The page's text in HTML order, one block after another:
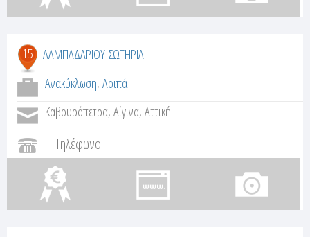
15 ΛΑΜΠΑΔΑΡΙΟΥ ΣΩΤΗΡΙΑ
Ανακύκλωση,Λοιπά
Καβουρόπετρα, Αίγινα, Αττική
Τηλέφωνο